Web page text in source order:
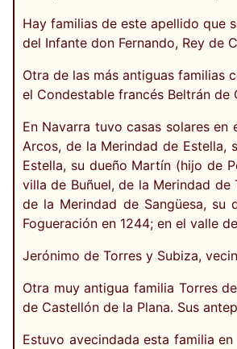
Hay familias de este apellido que
del Infante don Fernando, Rey de
Otra de las más antiguas familias
el Condestable francés Beltrán de
En Navarra tuvo casas solares
Arcos, de la Merindad de Estella,
Estella, su dueño Martín (hijo de
villa de Buñuel, de la Merindad
de la Merindad de Sangüesa, su
Fogueración en 1244; en el valle
Jerónimo de Torres y Subiza,
Otra muy antigua familia Torres
de Castellón de la Plana. Sus
Estuvo avecindada esta familia